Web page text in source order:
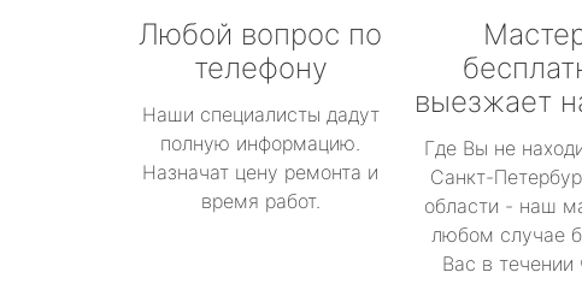
Любой вопрос по
телефону
Наши специалисты дадут
полную информацию.
Назначат цену ремонта и
время работ.
выезжает
Где Вы не
Санкт-
области - наш
любом случае
Вас в течении